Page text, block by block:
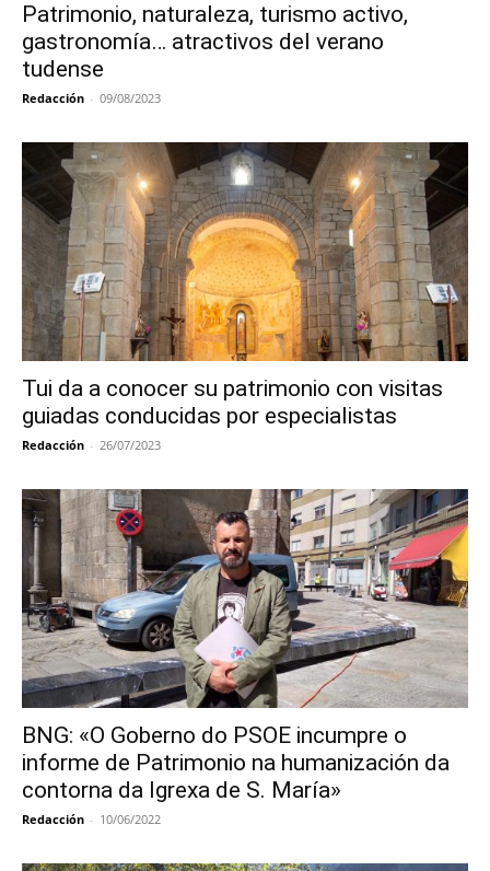
Patrimonio, naturaleza, turismo activo,
gastronomía… atractivos del verano
tudense
Redacción - 09/08/2023
Tui da a conocer su patrimonio con visitas
guiadas conducidas por especialistas
Redacción - 26/07/2023
BNG: «O Goberno do PSOE incumpre o
informe de Patrimonio na humanización da
contorna da Igrexa de S. María»
Redacción - 10/06/2022